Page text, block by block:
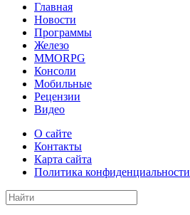
Главная
Новости
Программы
Железо
MMORPG
Консоли
Мобильные
Рецензии
Видео
О сайте
Контакты
Карта сайта
Политика конфиденциальности